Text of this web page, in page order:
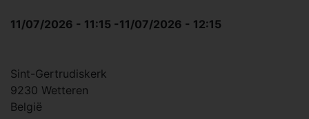
11/07/2026 - 11:15 -11/07/2026 - 12:15
Sint-Gertrudiskerk
9230 Wetteren
België